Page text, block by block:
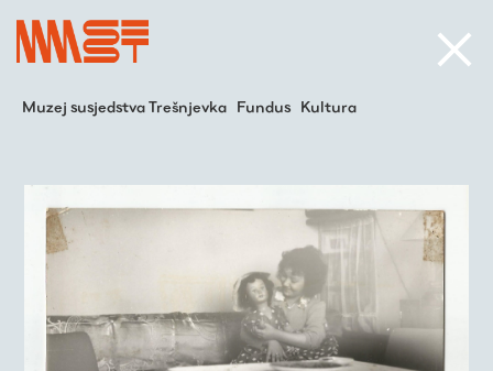
Muzej susjedstva Trešnjevka Fundus Kultura